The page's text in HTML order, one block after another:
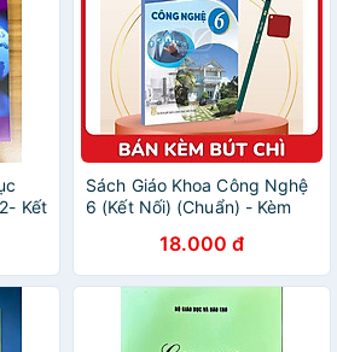
Kết
Sách Giáo Khoa Công Nghệ
6 (Kết Nối) (Chuẩn) - Kèm
18.000 đ